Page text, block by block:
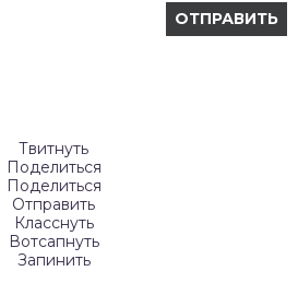
Твитнуть
Поделиться
Поделиться
Отправить
Класснуть
Вотсапнуть
Запинить